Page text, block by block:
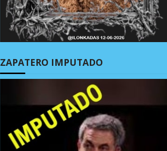
ZAPATERO IMPUTADO